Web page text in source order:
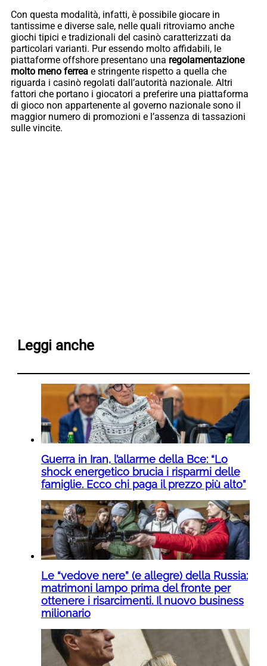
Con questa modalità, infatti, è possibile giocare in
tantissime e diverse sale, nelle quali ritroviamo anche
giochi tipici e tradizionali del casinò caratterizzati da
particolari varianti. Pur essendo molto affidabili, le
piattaforme offshore presentano una regolamentazione
molto meno ferrea e stringente rispetto a quella che
riguarda i casinò regolati dall’autorità nazionale. Altri
fattori che portano i giocatori a preferire una piattaforma
di gioco non appartenente al governo nazionale sono il
maggior numero di promozioni e l’assenza di tassazioni
sulle vincite.
Leggi anche
Guerra in Iran, l’allarme della Bce: “Lo
shock energetico brucia i risparmi delle
famiglie. Ecco chi paga il prezzo più alto”
Le “vedove nere” (e allegre) della Russia:
matrimoni lampo prima del fronte per
ottenere i risarcimenti. Il nuovo business
milionario